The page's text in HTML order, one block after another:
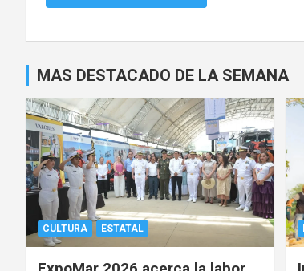
MAS DESTACADO DE LA SEMANA
CULTURA ESTATAL